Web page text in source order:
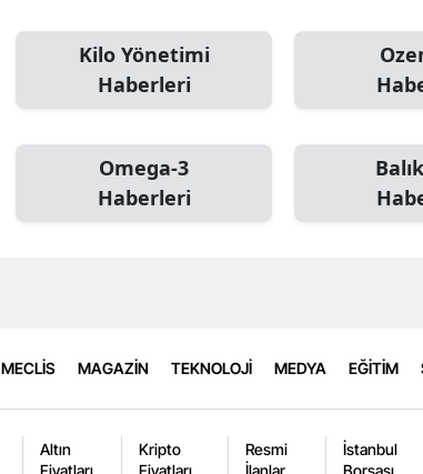
Kilo Yönetimi
Haberleri
Omega-3
Haberleri
MECLİS MAGAZİN TEKNOLOJİ MEDYA EĞİTİM
Altın
Fiyatları
Kripto
Fiyatları
Resmi
İlanlar
İstanbul
Borsası